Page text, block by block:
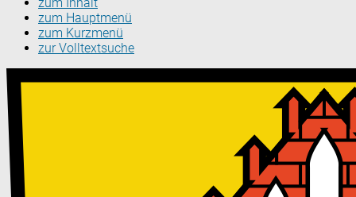
zum Hauptmenü
zum Kurzmenü
zur Volltextsuche